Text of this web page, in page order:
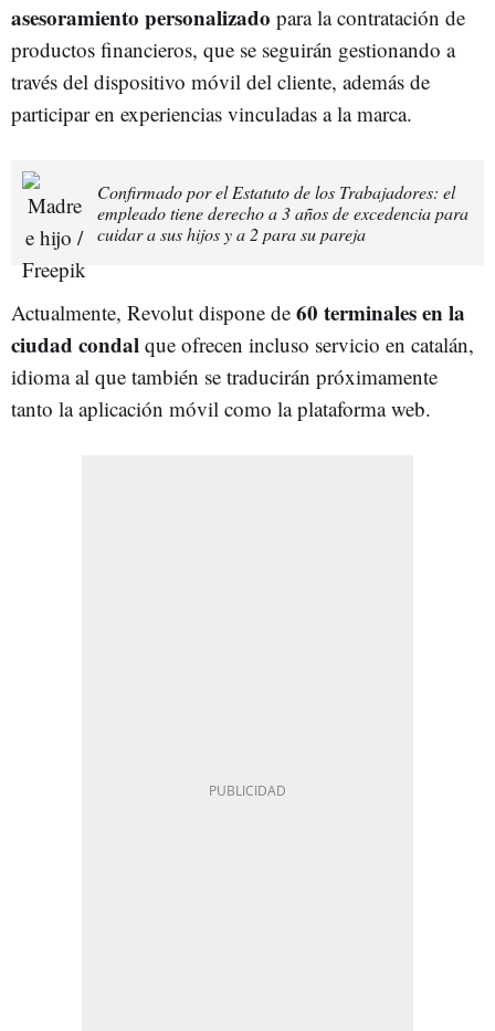
asesoramiento personalizado para la contratación de
productos financieros, que se seguirán gestionando a
través del dispositivo móvil del cliente, además de
participar en experiencias vinculadas a la marca.
Confirmado por el Estatuto de los Trabajadores: el
empleado tiene derecho a 3 años de excedencia para
cuidar a sus hijos y a 2 para su pareja
Actualmente, Revolut dispone de 60 terminales en la
ciudad condal que ofrecen incluso servicio en catalán,
idioma al que también se traducirán próximamente
tanto la aplicación móvil como la plataforma web.